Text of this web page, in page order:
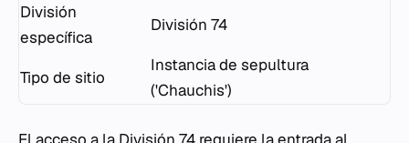
División
específica
División 74
Tipo de sitio
Instancia de sepultura
('Chauchis')
El acceso a la División 74 requiere la entrada al